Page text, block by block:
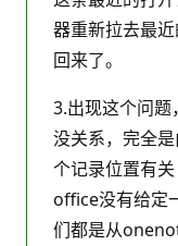
器重新拉去最
回来了。
3.出现这个问
没关系，完全
个记录位置有关
office没有给定
们都是从